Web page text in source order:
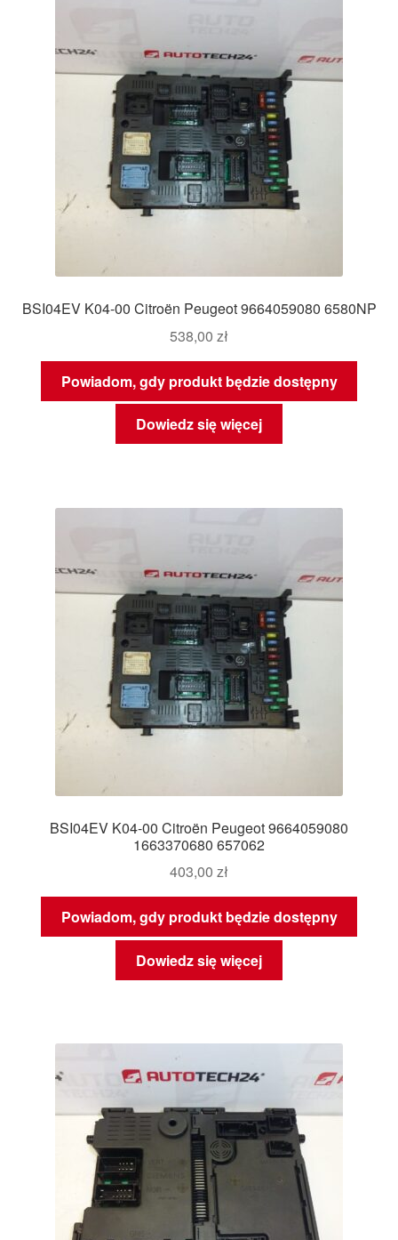
BSI04EV K04-00 Citroën Peugeot 9664059080 6580NP
538,00 zł
Powiadom, gdy produkt będzie dostępny
Dowiedz się więcej
BSI04EV K04-00 Citroën Peugeot 9664059080
1663370680 657062
403,00 zł
Powiadom, gdy produkt będzie dostępny
Dowiedz się więcej